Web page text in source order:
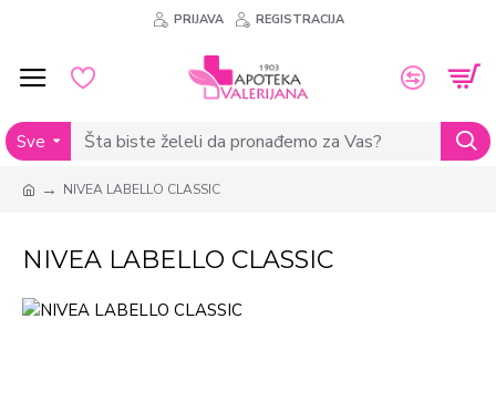
PRIJAVA REGISTRACIJA
Sve
NIVEA LABELLO CLASSIC
NIVEA LABELLO CLASSIC